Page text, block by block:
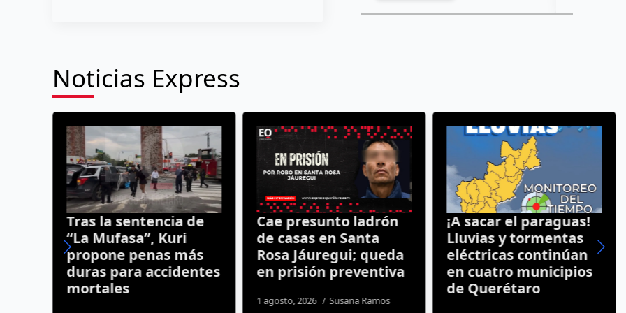
Noticias Express
Tras la sentencia de
“La Mufasa”, Kuri
propone penas más
duras para accidentes
mortales
Cae presunto ladrón
de casas en Santa
Rosa Jáuregui; queda
en prisión preventiva
1 agosto, 2026 Susana Ramos
¡A sacar el paraguas!
Lluvias y tormentas
eléctricas continúan
en cuatro municipios
de Querétaro